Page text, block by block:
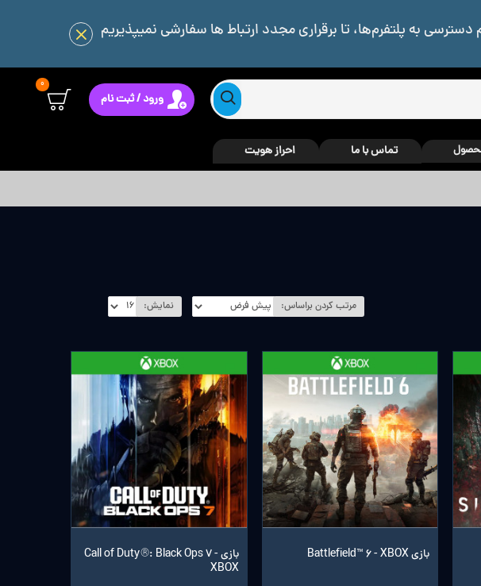
به پلتفرم‌ها، تا برقراری مجدد ارتباط ها سفارشی نمیپذیریم
ورود / ثبت نام
0
تماس با ما احراز هویت
مرتب کردن براساس: نمایش:
بازی Battlefield™ 6 - XBOX
بازی Call of Duty®: Black Ops 7 -
XBOX